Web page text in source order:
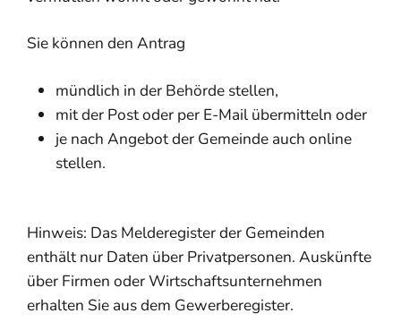
Sie können den Antrag
mündlich in der Behörde stellen,
mit der Post oder per E-Mail übermitteln oder
je nach Angebot der Gemeinde auch online
stellen.
Hinweis: Das Melderegister der Gemeinden
enthält nur Daten über Privatpersonen. Auskünfte
über Firmen oder Wirtschaftsunternehmen
erhalten Sie aus dem Gewerberegister.